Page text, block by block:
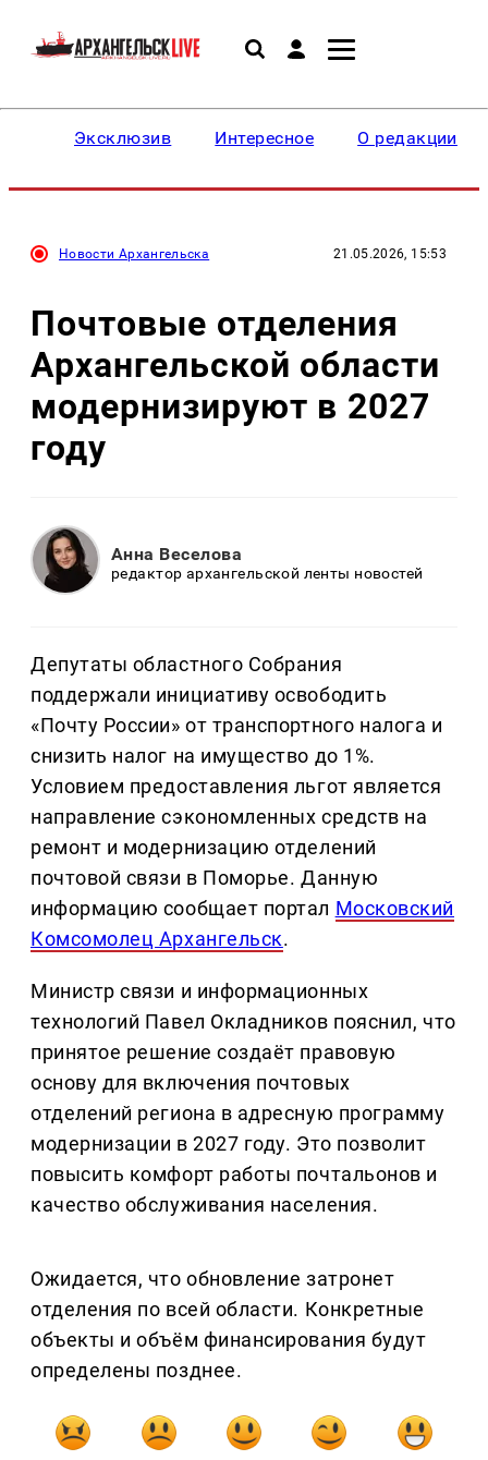
Эксклюзив Интересное О редакции
Новости Архангельска 21.05.2026, 15:53
Почтовые отделения
Архангельской области
модернизируют в 2027
году
Анна Веселова
редактор архангельской ленты новостей
Депутаты областного Собрания
поддержали инициативу освободить
«Почту России» от транспортного налога и
снизить налог на имущество до 1%.
Условием предоставления льгот является
направление сэкономленных средств на
ремонт и модернизацию отделений
почтовой связи в Поморье. Данную
информацию сообщает портал Московский
Комсомолец Архангельск.
Министр связи и информационных
технологий Павел Окладников пояснил, что
принятое решение создаёт правовую
основу для включения почтовых
отделений региона в адресную программу
модернизации в 2027 году. Это позволит
повысить комфорт работы почтальонов и
качество обслуживания населения.
Ожидается, что обновление затронет
отделения по всей области. Конкретные
объекты и объём финансирования будут
определены позднее.